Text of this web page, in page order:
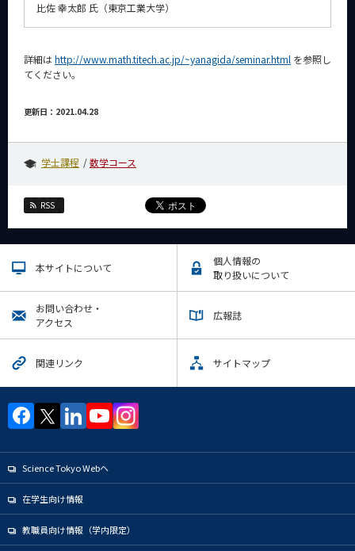
比佐 幸太郎 氏（東京工業大学）
詳細はhttp://www.math.titech.ac.jp/~yanagida/seminar.html を参照し
てください。
更新日：2021.04.28
学士課程 数学コース
RSS
本サイトについて
個人情報の
取り扱いについて
お問い合わせ・
アクセス
広報誌
関連リンク サイトマップ
Science Tokyo Webヘ
在学生向け情報
教職員向け情報（学内限定）
サイト構成
CLOSE